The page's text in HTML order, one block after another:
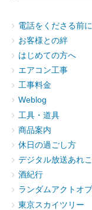
電話をくださる前に
お客様との絆
はじめての方へ
エアコン工事
工事料金
Weblog
工具・道具
商品案内
休日の過ごし方
デジタル放送あれ
酒紀行
ランダムアクトオ
東京スカイツリー